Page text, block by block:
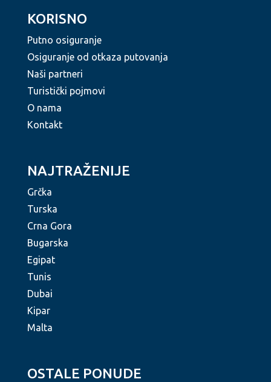
KORISNO
Putno osiguranje
Osiguranje od otkaza putovanja
Naši partneri
Turistički pojmovi
O nama
Kontakt
NAJTRAŽENIJE
Grčka
Turska
Crna Gora
Bugarska
Egipat
Tunis
Dubai
Kipar
Malta
OSTALE PONUDE